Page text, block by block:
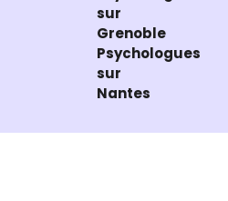
sur
Grenoble
Psychologues
sur
Nantes